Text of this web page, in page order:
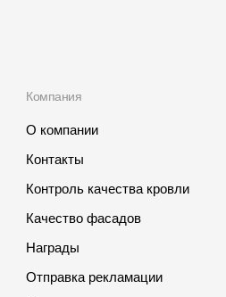
Компания
О компании
Контакты
Контроль качества кровли
Качество фасадов
Награды
Отправка рекламации